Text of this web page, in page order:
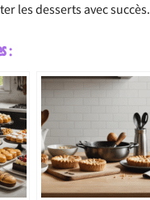
les desserts avec succès.
: